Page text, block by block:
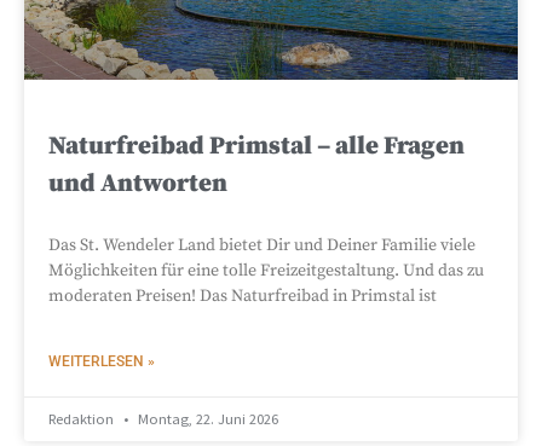
Naturfreibad Primstal – alle Fragen
und Antworten
Das St. Wendeler Land bietet Dir und Deiner Familie viele
Möglichkeiten für eine tolle Freizeitgestaltung. Und das zu
moderaten Preisen! Das Naturfreibad in Primstal ist
WEITERLESEN »
Redaktion Montag, 22. Juni 2026